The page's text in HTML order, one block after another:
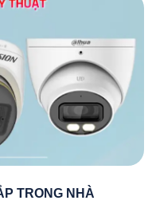
TRONG NHÀ